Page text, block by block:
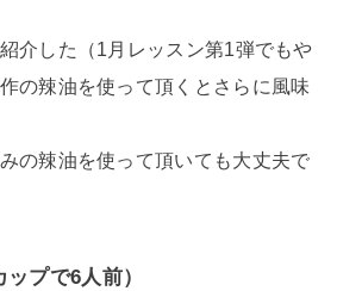
介した（1月レッスン第1弾でもや
の辣油を使って頂くとさらに風味
の辣油を使って頂いても大丈夫で
プで6人前）